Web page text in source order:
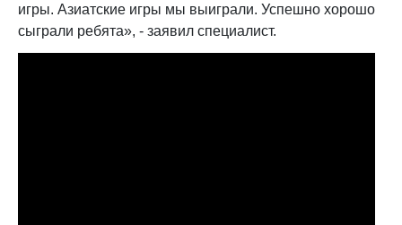
игры. Азиатские игры мы выиграли. Успешно хорошо
сыграли ребята», - заявил специалист.